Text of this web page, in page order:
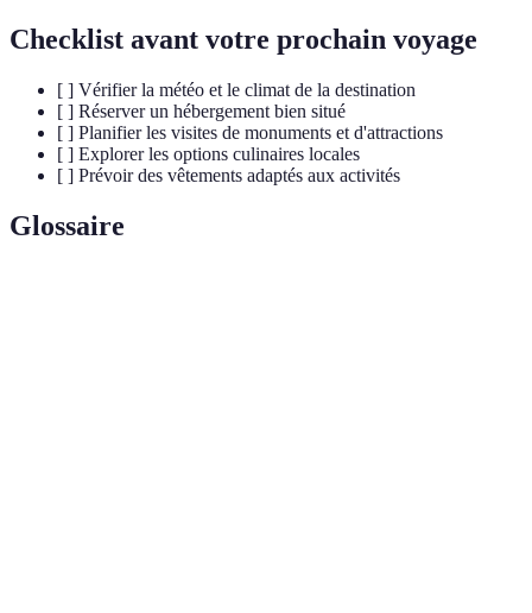
Checklist avant votre prochain voyage
[ ] Vérifier la météo et le climat de la destination
[ ] Réserver un hébergement bien situé
[ ] Planifier les visites de monuments et d'attractions
[ ] Explorer les options culinaires locales
[ ] Prévoir des vêtements adaptés aux activités
Glossaire